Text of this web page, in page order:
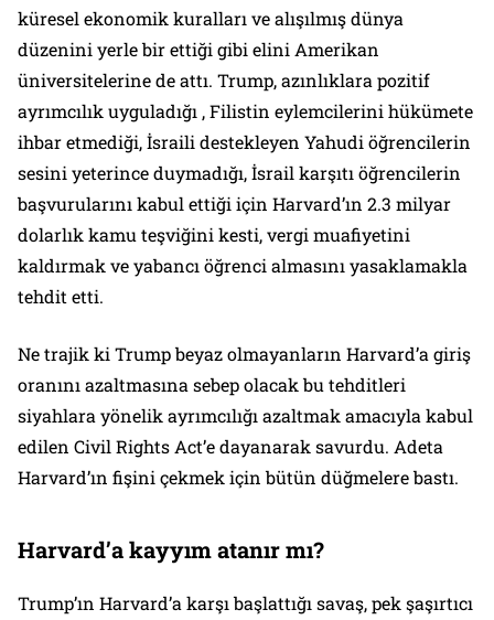
küresel ekonomik kuralları ve alışılmış dünya
düzenini yerle bir ettiği gibi elini Amerikan
üniversitelerine de attı. Trump, azınlıklara pozitif
ayrımcılık uyguladığı , Filistin eylemcilerini hükümete
ihbar etmediği, İsraili destekleyen Yahudi öğrencilerin
sesini yeterince duymadığı, İsrail karşıtı öğrencilerin
başvurularını kabul ettiği için Harvard’ın 2.3 milyar
dolarlık kamu teşviğini kesti, vergi muafiyetini
kaldırmak ve yabancı öğrenci almasını yasaklamakla
tehdit etti.
Ne trajik ki Trump beyaz olmayanların Harvard’a giriş
oranını azaltmasına sebep olacak bu tehditleri
siyahlara yönelik ayrımcılığı azaltmak amacıyla kabul
edilen Civil Rights Act’e dayanarak savurdu. Adeta
Harvard’ın fişini çekmek için bütün düğmelere bastı.
Harvard’a kayyım atanır mı?
Trump’ın Harvard’a karşı başlattığı savaş, pek şaşırtıcı